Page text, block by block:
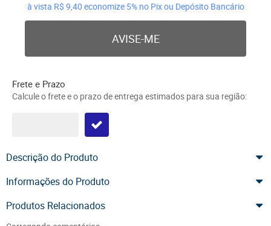
à vista R$ 9,40 economize 5% no Pix ou Depósito Bancário
AVISE-ME
Frete e Prazo
Calcule o frete e o prazo de entrega estimados para sua região:
Descrição do Produto
Informações do Produto
Produtos Relacionados